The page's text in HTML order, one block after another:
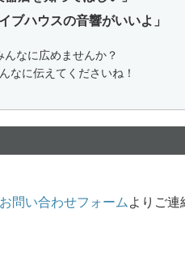
ブハウスの音響がいいよ」
なに広めませんか？
なに伝えてくださいね！
お問い合わせフォーム よりご連